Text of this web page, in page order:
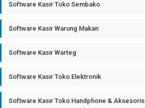
Software Kasir Toko Sembako
Software Kasir Warung Makan
Software Kasir Warteg
Software Kasir Toko Elektronik
Software Kasir Toko Handphone & Aksesoris